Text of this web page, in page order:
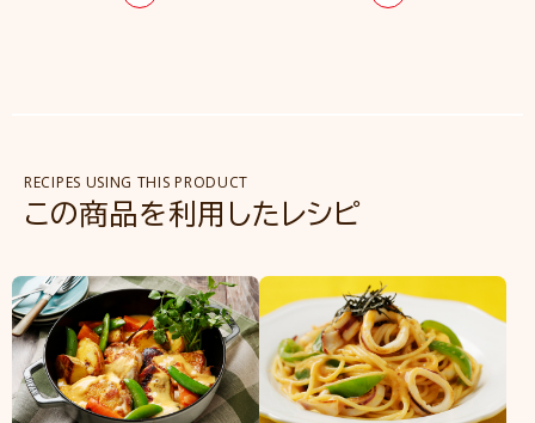
RECIPES USING THIS PRODUCT
この商品を利用したレシピ